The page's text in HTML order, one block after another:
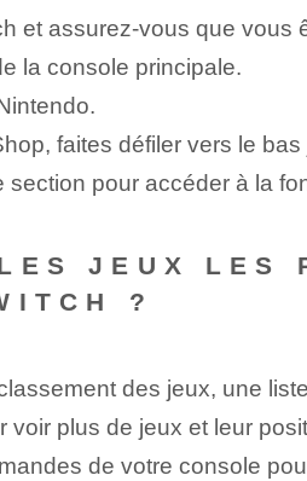
et assurez-vous que vous
la console principale.
faites défiler vers le
pour accéder à la
JEUX LES
?
des jeux, une
voir plus de jeux et leur
de votre console